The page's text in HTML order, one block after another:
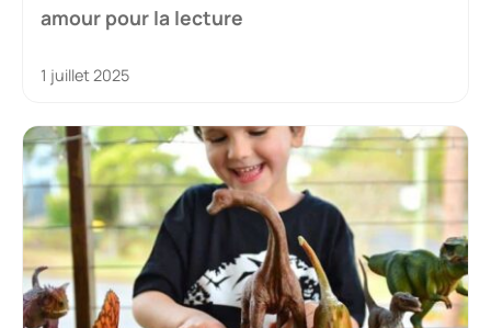
amour pour la lecture
1 juillet 2025